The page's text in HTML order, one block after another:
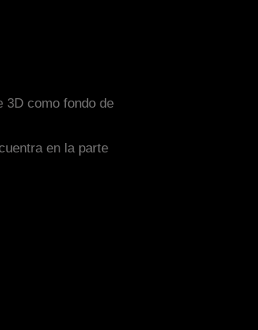
3D como fondo de
en la parte